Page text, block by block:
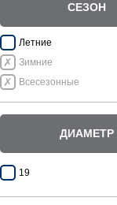
СЕЗОН
Летние
Зимние
Всесезонные
ДИАМЕТР
19